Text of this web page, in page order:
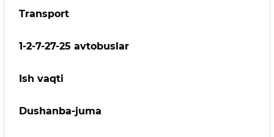
Transport
1-2-7-27-25 avtobuslar
Ish vaqti
Dushanba-juma